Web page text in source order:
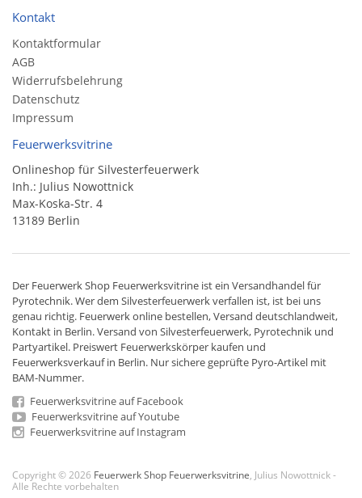
Kontakt
Kontaktformular
AGB
Widerrufsbelehrung
Datenschutz
Impressum
Feuerwerksvitrine
Onlineshop für Silvesterfeuerwerk
Inh.: Julius Nowottnick
Max-Koska-Str. 4
13189 Berlin
Der Feuerwerk Shop Feuerwerksvitrine ist ein Versandhandelfür
Pyrotechnik. Wer dem Silvesterfeuerwerk verfallen ist, ist bei uns
genau richtig. Feuerwerk online bestellen,Versand deutschlandweit,
Kontakt in Berlin. Versand von Silvesterfeuerwerk, Pyrotechnik und
Partyartikel. Preiswert Feuerwerkskörper kaufen und
Feuerwerksverkauf in Berlin. Nur sichere geprüfte Pyro-Artikel mit
BAM-Nummer.
Feuerwerksvitrine auf Facebook
Feuerwerksvitrine auf Youtube
Feuerwerksvitrine auf Instagram
Copyright © 2026 Feuerwerk Shop Feuerwerksvitrine , Julius Nowottnick -
Alle Rechte vorbehalten